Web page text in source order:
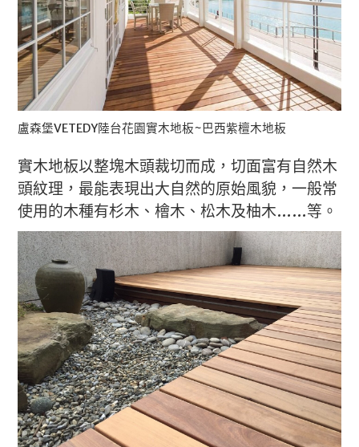
盧森堡VETEDY陸台花園實木地板~巴西紫檀木地板
實木地板以整塊木頭裁切而成，切面富有自然木
頭紋理，最能表現出大自然的原始風貌，一般常
使用的木種有杉木、檜木、松木及柚木……等。